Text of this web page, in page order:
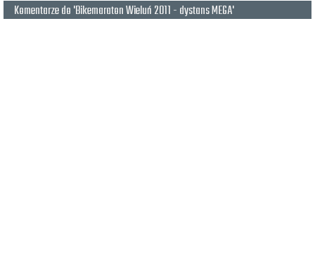
Komentarze do 'Bikemaraton Wieluń 2011 - dystans MEGA'